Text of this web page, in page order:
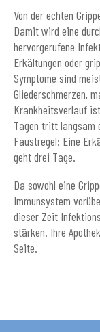
Von der echten
Damit wird eine
hervorgerufene
Erkältungen oder
Symptome sind
Gliederschmerzen,
Krankheitsverlauf
Tagen tritt langsam
Faustregel: Eine
geht drei Tage.
Da sowohl eine
Immunsystem
dieser Zeit
stärken. Ihre
Seite.